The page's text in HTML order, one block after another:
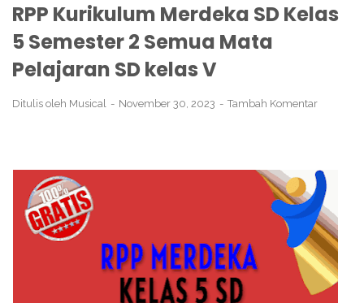
RPP Kurikulum Merdeka SD Kelas
5 Semester 2 Semua Mata
Pelajaran SD kelas V
Ditulis oleh Musical November 30, 2023 Tambah Komentar